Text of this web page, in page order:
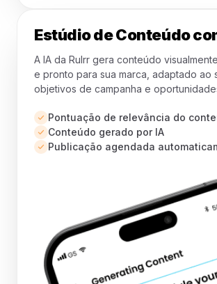
Estúdio de Conteúdo
A IA da Rulrr gera conteúdo
e pronto para sua marca, adaptado ao
objetivos de campanha e
Pontuação de relevância do
Conteúdo gerado por IA
Publicação agendada